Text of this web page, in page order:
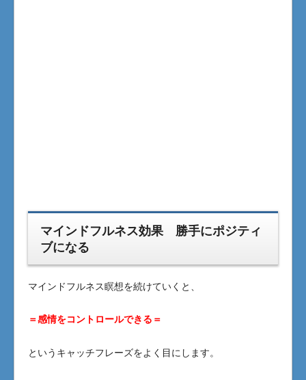
マインドフルネス効果 勝手にポジティ
ブになる
マインドフルネス瞑想を続けていくと、
＝感情をコントロールできる＝
というキャッチフレーズをよく目にします。